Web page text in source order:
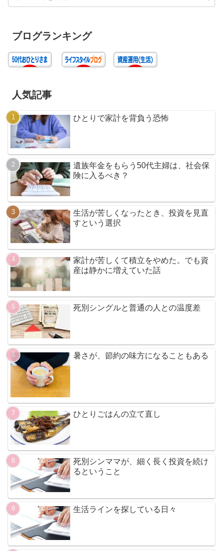
ブログランキング
人気記事
ひとりで家計を背負う恐怖
遺族年金をもらう50代主婦は、社会保
険に入るべき？
生活が苦しくなったとき、投資を見直
すという選択
家計が苦しくて積立をやめた。でも資
産は静かに増えていた話
死別シングルと普通の人との温度差
暑さが、節約の味方になることもある
ひとりごはんの立て直し
死別シンママが、細く長く投資を続け
るということ
生活ラインを探している日々